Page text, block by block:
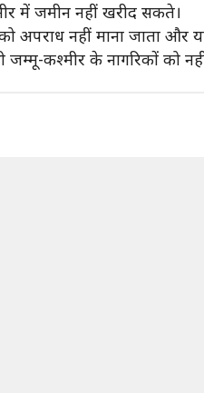
में जमीन नहीं खरीद सकते।
अपराध नहीं माना जाता और
कश्मीर के नागरिकों को